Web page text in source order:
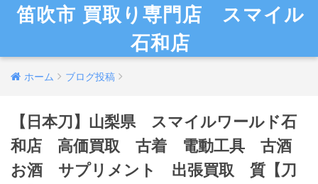
笛吹市 買取り専門店 スマイル
石和店
ホーム ブログ投稿
【日本刀】山梨県 スマイルワールド石
和店 高価買取 古着 電動工具 古酒
お酒 サプリメント 出張買取 質【刀